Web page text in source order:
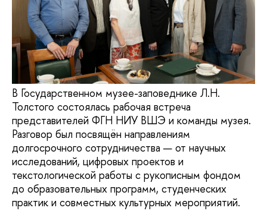
В Государственном музее-заповеднике Л.Н.
Толстого состоялась рабочая встреча
представителей ФГН НИУ ВШЭ и команды музея.
Разговор был посвящён направлениям
долгосрочного сотрудничества — от научных
исследований, цифровых проектов и
текстологической работы с рукописным фондом
до образовательных программ, студенческих
практик и совместных культурных мероприятий.